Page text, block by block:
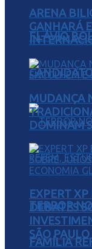
FLÁVIO
TERROR
FAMÍLIA
ARENA
GANHARÁ
MUDANÇA
DOMINAM
EXPERT
DEBATES
SÃO PAULO